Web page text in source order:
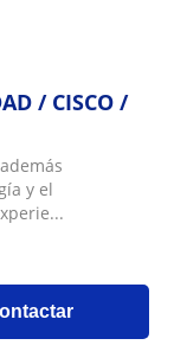
/ CISCO /
y el